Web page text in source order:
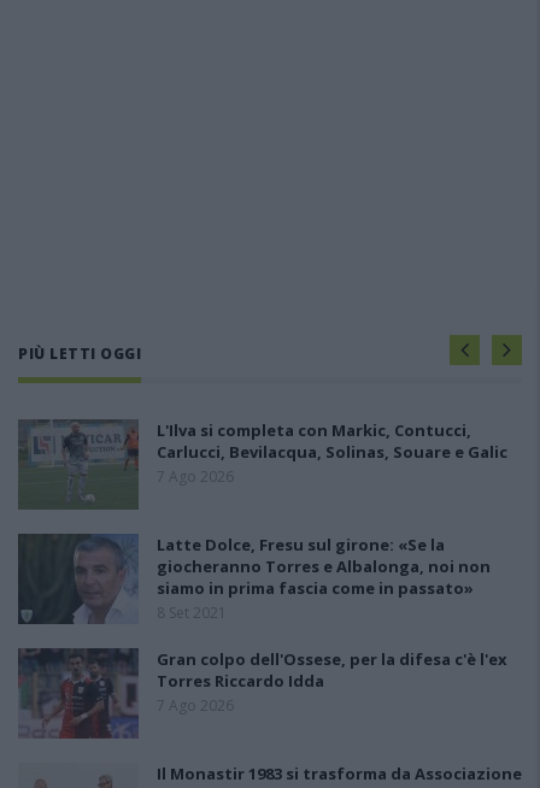
PIÙ LETTI OGGI
L'Ilva si completa con Markic, Contucci,
Carlucci, Bevilacqua, Solinas, Souare e Galic
7 Ago 2026
Latte Dolce, Fresu sul girone: «Se la
giocheranno Torres e Albalonga, noi non
siamo in prima fascia come in passato»
8 Set 2021
Gran colpo dell'Ossese, per la difesa c'è l'ex
Torres Riccardo Idda
7 Ago 2026
Il Monastir 1983 si trasforma da Associazione